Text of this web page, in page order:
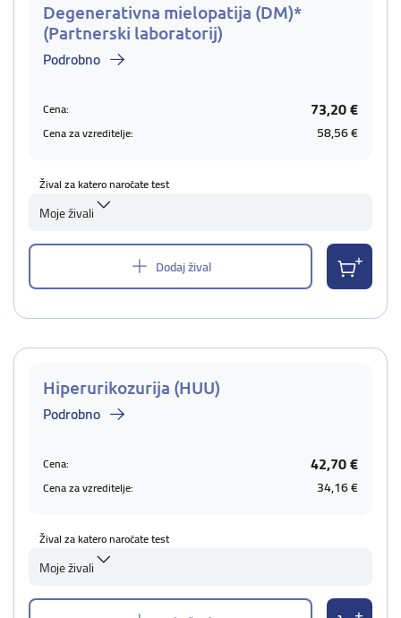
Degenerativna mielopatija (DM)*
(Partnerski laboratorij)
Podrobno
Cena: 73,20 €
Cena za vzreditelje: 58,56 €
Žival za katero naročate test
Moje živali
Dodaj žival
Hiperurikozurija (HUU)
Podrobno
Cena: 42,70 €
Cena za vzreditelje: 34,16 €
Žival za katero naročate test
Moje živali